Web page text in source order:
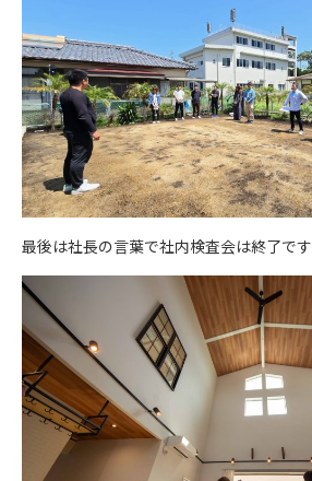
最後は社長の言葉で社内検査会は終了です